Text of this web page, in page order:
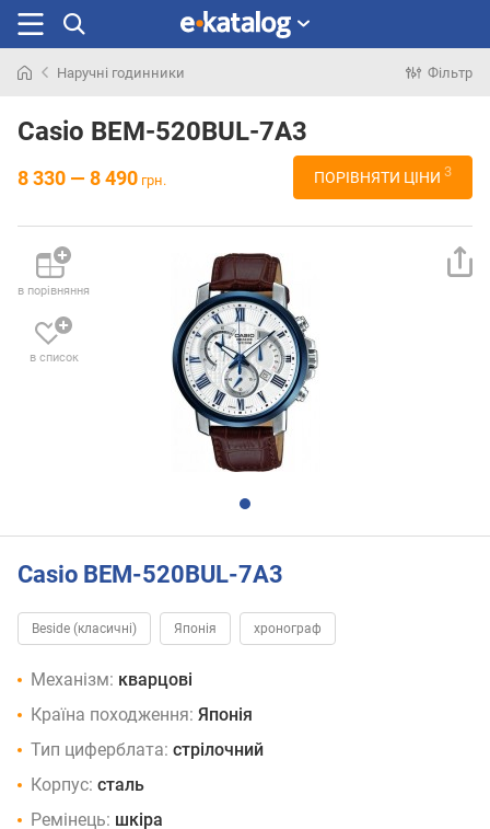
раніше
Наручні годинники Фільтр
Casio BEM-520BUL-7A3
8 330 — 8 490 грн. ПОРІВНЯТИ ЦІНИ 3
в порівняння
в список
Casio BEM-520BUL-7A3
Beside (класичні) Японія хронограф
Механізм: кварцові
Країна походження: Японія
Тип циферблата: стрілочний
Корпус: сталь
Ремінець: шкіра